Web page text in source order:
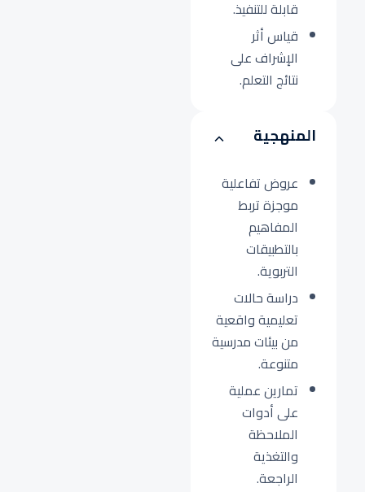
قابلة للتنفيذ.
قياس أثر
الإشراف على
نتائج التعلم.
المنهجية
عروض تفاعلية
موجزة تربط
المفاهيم
بالتطبيقات
التربوية.
دراسة حالات
تعليمية واقعية
من بيئات مدرسية
متنوعة.
تمارين عملية
على أدوات
الملاحظة
والتغذية
الراجعة.